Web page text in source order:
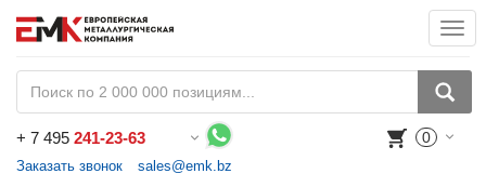
+ 7 495 241-23-63
Заказать звонок sales@emk.bz
0